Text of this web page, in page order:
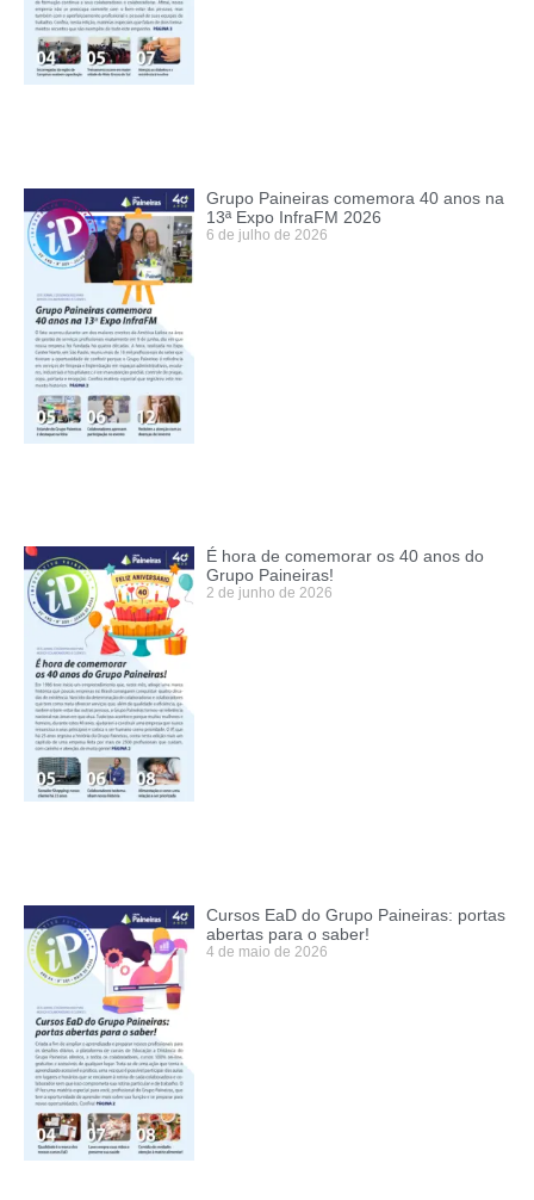
Grupo Paineiras comemora 40 anos na
13ª Expo InfraFM 2026
6 de julho de 2026
É hora de comemorar os 40 anos do
Grupo Paineiras!
2 de junho de 2026
Cursos EaD do Grupo Paineiras: portas
abertas para o saber!
4 de maio de 2026